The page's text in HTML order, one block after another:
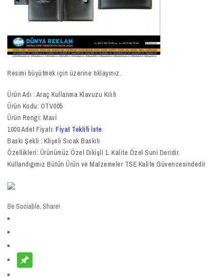
Resimi büyütmek için üzerine tıklayınız.
Ürün Adı : Araç Kullanma Klavuzu Kılıfı
Ürün Kodu: OTV005
Ürün Rengi: Mavi
1000 Adet Fiyatı: Fiyat Teklifi İste
Baskı Şekli : Klişeli Sıcak Baskılı
Özellikleri: Ürünümüz Özel Dikişli 1. Kalite Özel Suni Deridir.
Kullandığımız Bütün Ürün ve Malzemeler TSE Kalite Güvencesindedir
Be Sociable, Share!